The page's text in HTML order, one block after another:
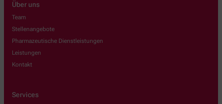
Über uns
Team
Stellenangebote
Pharmazeutische Dienstleistungen
Leistungen
Kontakt
Services